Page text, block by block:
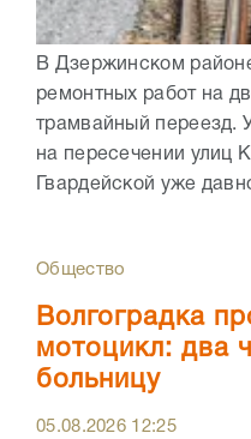
В Дзержинском
ремонтных работ на
трамвайный переезд.
на пересечении улиц
Гвардейской уже
Общество
Волгоградка
мотоцикл: два
больницу
05.08.2026 12:25